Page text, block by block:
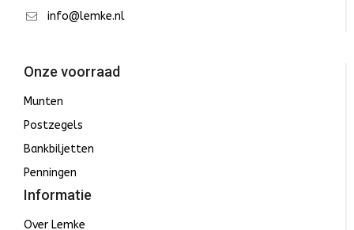
info@lemke.nl
Onze voorraad
Munten
Postzegels
Bankbiljetten
Penningen
Informatie
Over Lemke